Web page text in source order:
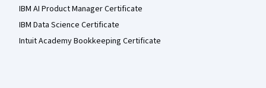
IBM AI Product Manager Certificate
IBM Data Science Certificate
Intuit Academy Bookkeeping Certificate